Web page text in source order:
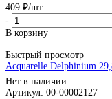
409 ₽/шт
-
В корзину
Быстрый просмотр
Acquarelle Delphinium
Нет в наличии
Артикул: 00-00002127